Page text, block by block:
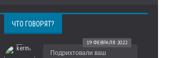
ЧТО ГОВОРЯТ?
19 ФЕВРАЛЯ 2022
Подрихтовали ваш